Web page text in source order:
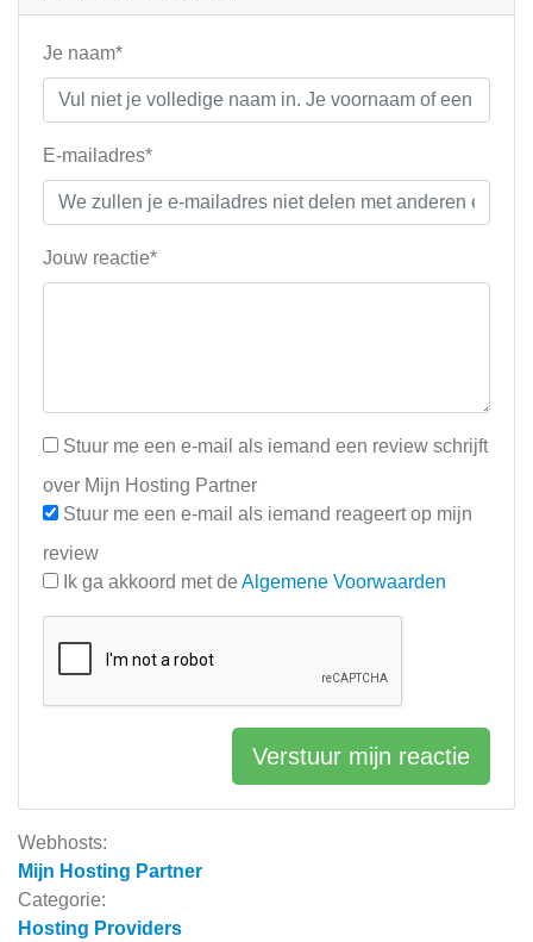
Webhosts:
Mijn Hosting Partner
Categorie:
Hosting Providers
Je naam*
E-mailadres*
Jouw reactie*
Stuur me een e-mail als iemand een review schrijft
over Mijn Hosting Partner
Stuur me een e-mail als iemand reageert op mijn
review
Ik ga akkoord met de Algemene Voorwaarden
Verstuur mijn reactie